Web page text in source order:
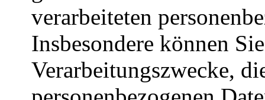
verarbeiteten
Insbesondere können
Verarbeitungszwecke,